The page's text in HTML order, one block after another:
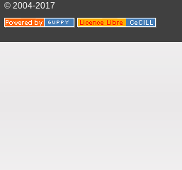
© 2004-2017